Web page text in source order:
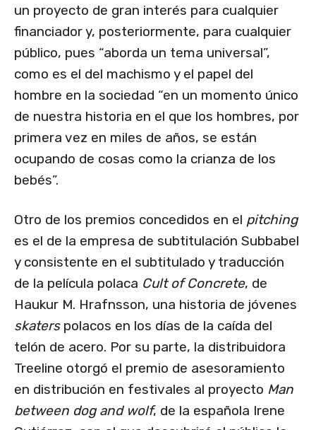
un proyecto de gran interés para cualquier
financiador y, posteriormente, para cualquier
público, pues “aborda un tema universal”,
como es el del machismo y el papel del
hombre en la sociedad “en un momento único
de nuestra historia en el que los hombres, por
primera vez en miles de años, se están
ocupando de cosas como la crianza de los
bebés”.
Otro de los premios concedidos en el pitching
es el de la empresa de subtitulación Subbabel
y consistente en el subtitulado y traducción
de la película polaca Cult of Concrete, de
Haukur M. Hrafnsson, una historia de jóvenes
skaterspolacos en los días de la caída del
telón de acero. Por su parte, la distribuidora
Treeline otorgó el premio de asesoramiento
en distribución en festivales al proyecto Man
between dog and wolf, de la española Irene